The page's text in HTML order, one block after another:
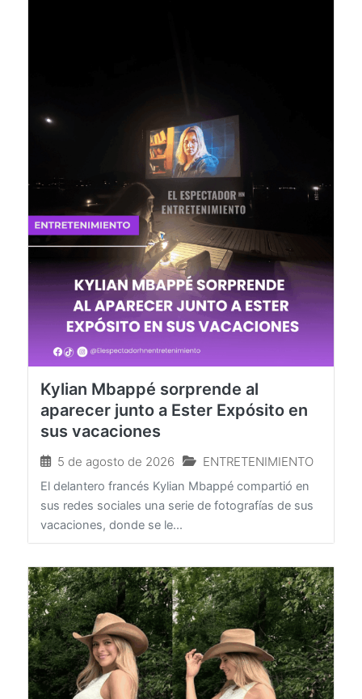
Kylian Mbappé sorprende al
aparecer junto a Ester Expósito en
5 de agosto de 2026 ENTRETENIMIENTO
El delantero francés Kylian Mbappé compartió en
sus redes sociales una serie de fotografías de sus
vacaciones, donde se le...